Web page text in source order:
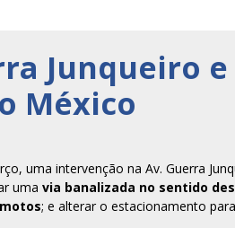
Junqueiro
México
uma intervenção na Av. Guerra
uma via banalizada no sentido
; e alterar o estacionamento